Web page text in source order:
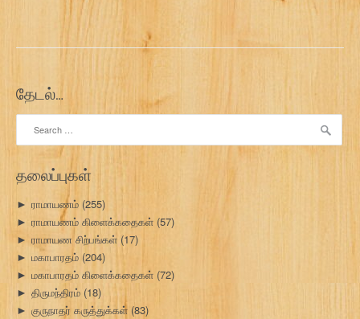
தேடல்…
தலைப்புகள்
► ராமாயணம் (255)
► ராமாயணம் கிளைக்கதைகள் (57)
► ராமாயண சிற்பங்கள் (17)
► மகாபாரதம் (204)
► மகாபாரதம் கிளைக்கதைகள் (72)
► திருமந்திரம் (18)
► குருநாதர் கருத்துக்கள் (83)